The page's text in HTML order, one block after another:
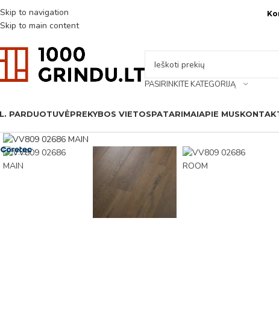
Skip to navigation
Skip to main content
PASIRINKITE KATEGORIJĄ
PARDUOTUVĖPREKYBOS VIETOSPATARIMAIAPIE MUS